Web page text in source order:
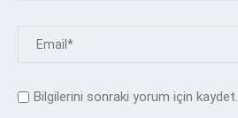
Bilgilerini sonraki yorum için kaydet.